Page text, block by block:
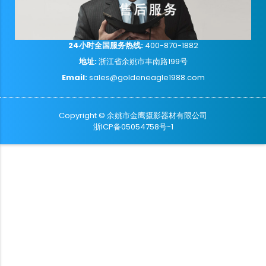
24小时全国服务热线:400-870-1882
地址:浙江省余姚市丰南路199号
Email:sales@goldeneagle1988.com
Copyright © 余姚市金鹰摄影器材有限公司
浙ICP备05054758号-1